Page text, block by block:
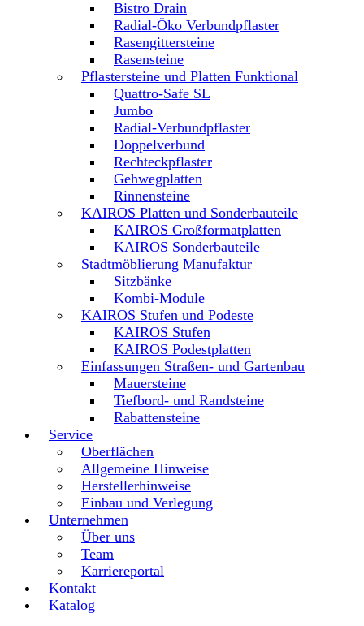
Bistro Drain
Radial-Öko Verbundpflaster
Rasengittersteine
Rasensteine
Pflastersteine und Platten Funktional
Quattro-Safe SL
Jumbo
Radial-Verbundpflaster
Doppelverbund
Rechteckpflaster
Gehwegplatten
Rinnensteine
KAIROS Platten und Sonderbauteile
KAIROS Großformatplatten
KAIROS Sonderbauteile
Stadtmöblierung Manufaktur
Sitzbänke
Kombi-Module
KAIROS Stufen und Podeste
KAIROS Stufen
KAIROS Podestplatten
Einfassungen Straßen- und Gartenbau
Mauersteine
Tiefbord- und Randsteine
Rabattensteine
Service
Oberflächen
Allgemeine Hinweise
Herstellerhinweise
Einbau und Verlegung
Unternehmen
Über uns
Team
Karriereportal
Kontakt
Katalog